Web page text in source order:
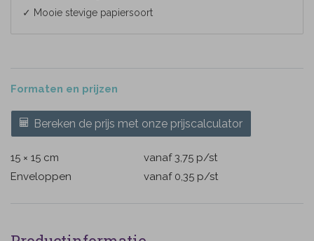
✓ Mooie stevige papiersoort
Formaten en prijzen
Bereken de prijs met onze prijscalculator
15 × 15 cm vanaf 3,75 p/st
Enveloppen
vanaf 0,35 p/st